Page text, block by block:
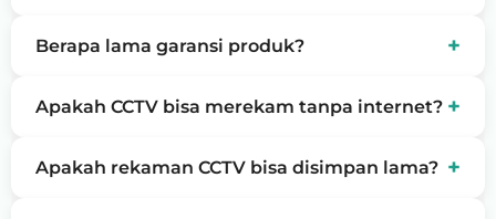
sebelum Anda memutuskan paket pemasangan.
Berapa lama garansi produk? +
merk CCTV yang dipilih.
Apakah CCTV bisa merekam tanpa internet? +
meskipun tanpa internet.
Apakah rekaman CCTV bisa disimpan lama? +